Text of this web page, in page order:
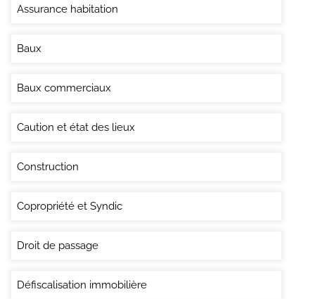
Assurance habitation
Baux
Baux commerciaux
Caution et état des lieux
Construction
Copropriété et Syndic
Droit de passage
Défiscalisation immobilière